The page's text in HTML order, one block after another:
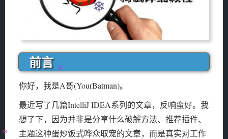
前言
你好，我是A哥(YourBatman)。
最近写了几篇IntelliJ IDEA系列的文章，反响蛮好。我
想了下，因为并非是分享什么破解方法、推荐插件、
主题这种蛋炒饭式哗众取宠的文章，而是真实对工作
❄
❄
❄